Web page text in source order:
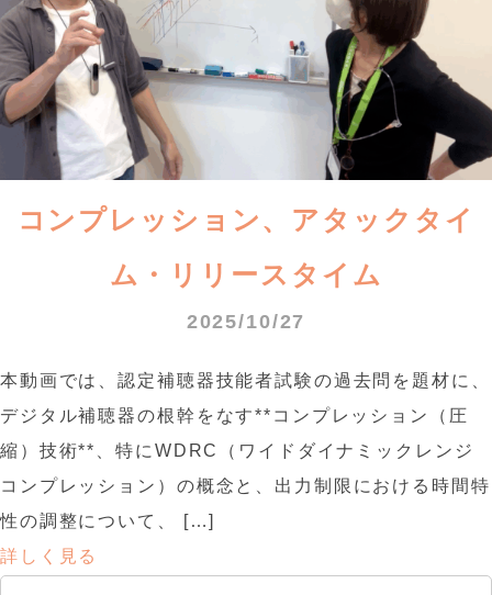
コンプレッション、アタックタイ
ム・リリースタイム
2025/10/27
本動画では、認定補聴器技能者試験の過去問を題材に、
デジタル補聴器の根幹をなす**コンプレッション（圧
縮）技術**、特にWDRC（ワイドダイナミックレンジ
コンプレッション）の概念と、出力制限における時間特
性の調整について、 […]
詳しく見る